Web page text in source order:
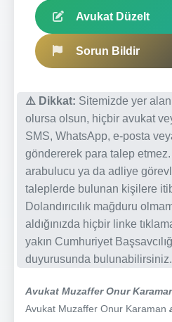
Avukat Düzelt
Sorun Bildir
⚠️ Dikkat: Sitemizde yer
olursa olsun, hiçbir avukat
SMS, WhatsApp, e-posta
göndererek para talep
arabulucu ya da adliye
taleplerde bulunan kişilere
Dolandırıcılık mağduru
aldığınızda hiçbir linke
yakın Cumhuriyet
duyurusunda bulunabilirsiniz.
Avukat Muzaffer Onur
Avukat Muzaffer Onur Karaman